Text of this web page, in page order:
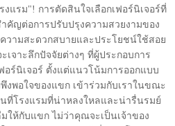
งแรม"! การตัดสินใจเลือกเฟอร์นิเจอร์ที่
คัญต่อการปรับปรุงความสวยงามของ
วามสะดวกสบายและประโยชน์ใช้สอย
เจาะลึกปัจจัยต่างๆ ที่ผู้ประกอบการ
อร์นิเจอร์ ตั้งแต่แนวโน้มการออกแบบ
พอใจของแขก เข้าร่วมกับเราในขณะ
ที่โรงแรมที่น่าหลงใหลและน่ารื่นรมย์
ให้กับแขก ไม่ว่าคุณจะเป็นเจ้าของ